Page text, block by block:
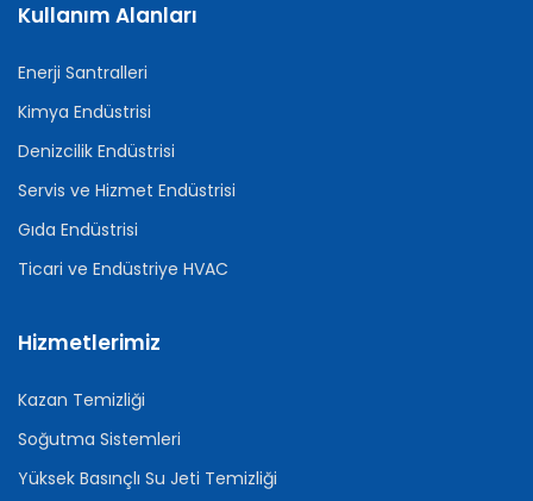
Kullanım Alanları
Enerji Santralleri
Kimya Endüstrisi
Denizcilik Endüstrisi
Servis ve Hizmet Endüstrisi
Gıda Endüstrisi
Ticari ve Endüstriye HVAC
Hizmetlerimiz
Kazan Temizliği
Soğutma Sistemleri
Yüksek Basınçlı Su Jeti Temizliği